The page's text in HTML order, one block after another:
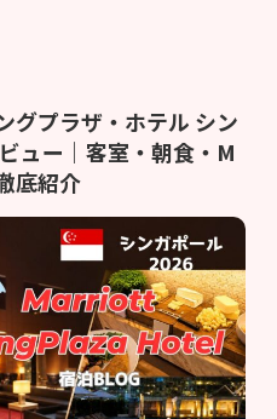
グプラザ・ホテル シン
ュー｜客室・朝食・M
底紹介